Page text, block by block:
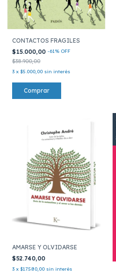
CONTACTOS FRAGILES
$15.000,00 -61% OFF
$38.900,00
3 x $5.000,00 sin interés
AMARSE Y OLVIDARSE
$52.740,00
3 x $17.580,00 sin interés